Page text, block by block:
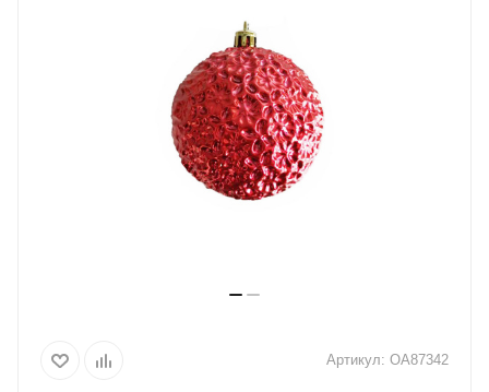
Артикул: OA87342